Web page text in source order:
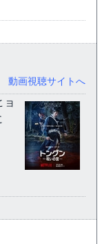
動画視聴サイトへ
ョ